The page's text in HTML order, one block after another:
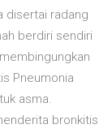
disertai radang
berdiri sendiri
Pneumonia
asma.
bronkitis